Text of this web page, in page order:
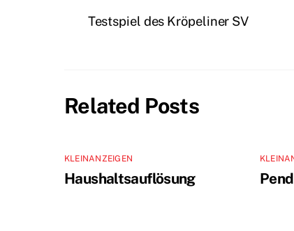
Testspiel des Kröpeliner SV
Related Posts
KLEINANZEIGEN
Haushaltsauflösung